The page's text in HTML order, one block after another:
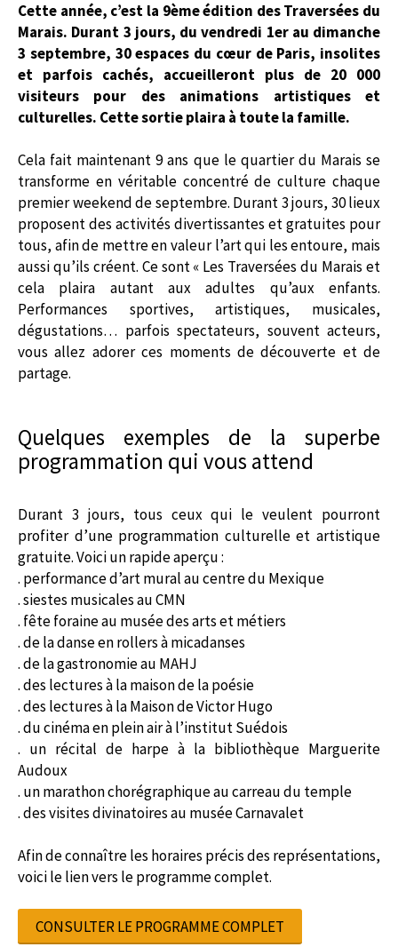
Cette année, c’est la 9ème édition des Traversées du
Marais. Durant 3 jours, du vendredi 1er au dimanche
3 septembre, 30 espaces du cœur de Paris, insolites
et parfois cachés, accueilleront plus de 20 000
visiteurs pour des animations artistiques et
culturelles. Cette sortie plaira à toute la famille.
Cela fait maintenant 9 ans que le quartier du Marais se
transforme en véritable concentré de culture chaque
premier weekend de septembre. Durant 3 jours, 30 lieux
proposent des activités divertissantes et gratuites pour
tous, afin de mettre en valeur l’art qui les entoure, mais
aussi qu’ils créent. Ce sont « Les Traversées du Marais et
cela plaira autant aux adultes qu’aux enfants.
Performances sportives, artistiques, musicales,
dégustations… parfois spectateurs, souvent acteurs,
vous allez adorer ces moments de découverte et de
partage.
Quelques exemples de la superbe
programmation qui vous attend
Durant 3 jours, tous ceux qui le veulent pourront
profiter d’une programmation culturelle et artistique
gratuite. Voici un rapide aperçu :
. performance d’art mural au centre du Mexique
. siestes musicales au CMN
. fête foraine au musée des arts et métiers
. de la danse en rollers à micadanses
. de la gastronomie au MAHJ
. des lectures à la maison de la poésie
. des lectures à la Maison de Victor Hugo
. du cinéma en plein air à l’institut Suédois
. un récital de harpe à la bibliothèque Marguerite
Audoux
. un marathon chorégraphique au carreau du temple
. des visites divinatoires au musée Carnavalet
Afin de connaître les horaires précis des représentations,
voici le lien vers le programme complet.
CONSULTER LE PROGRAMME COMPLET